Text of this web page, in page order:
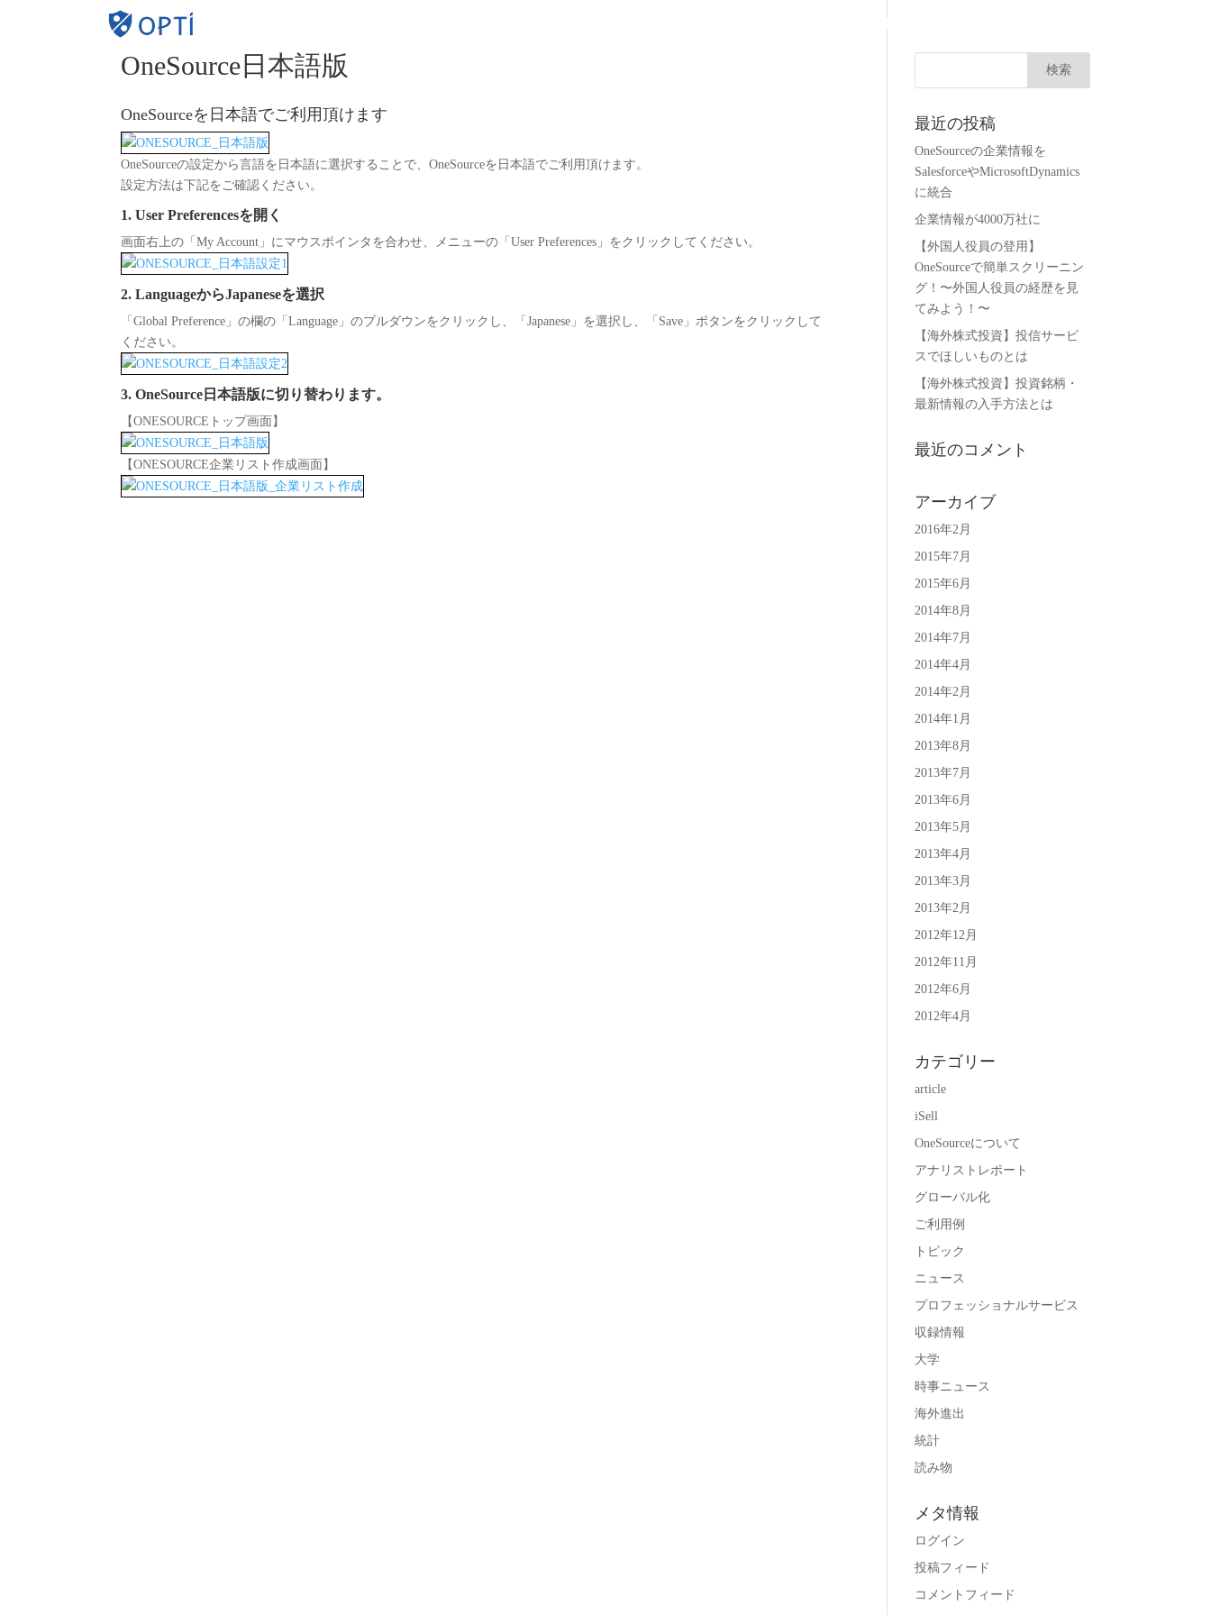
OneSource日本語版
OneSourceを日本語でご利用頂けます
OneSourceの設定から言語を日本語に選択することで、OneSourceを日本語でご利用頂けます。
設定方法は下記をご確認ください。
1. User Preferencesを開く
画面右上の「My Account」にマウスポインタを合わせ、メニューの「User Preferences」をクリックしてください。
2. LanguageからJapaneseを選択
「Global Preference」の欄の「Language」のプルダウンをクリックし、「Japanese」を選択し、「Save」ボタンをクリックして
ください。
3. OneSource日本語版に切り替わります。
【ONESOURCEトップ画面】
【ONESOURCE企業リスト作成画面】
最近の投稿
OneSourceの企業情報を
SalesforceやMicrosoftDynamics
に統合
企業情報が4000万社に
【外国人役員の登用】
OneSourceで簡単スクリーニン
グ！〜外国人役員の経歴を見
てみよう！〜
【海外株式投資】投信サービ
スでほしいものとは
【海外株式投資】投資銘柄・
最新情報の入手方法とは
最近のコメント
アーカイブ
2016年2月
2015年7月
2015年6月
2014年8月
2014年7月
2014年4月
2014年2月
2014年1月
2013年8月
2013年7月
2013年6月
2013年5月
2013年4月
2013年3月
2013年2月
2012年12月
2012年11月
2012年6月
2012年4月
カテゴリー
article
iSell
OneSourceについて
アナリストレポート
グローバル化
ご利用例
トピック
ニュース
プロフェッショナルサービス
収録情報
大学
時事ニュース
海外進出
統計
読み物
メタ情報
ログイン
投稿フィード
コメントフィード